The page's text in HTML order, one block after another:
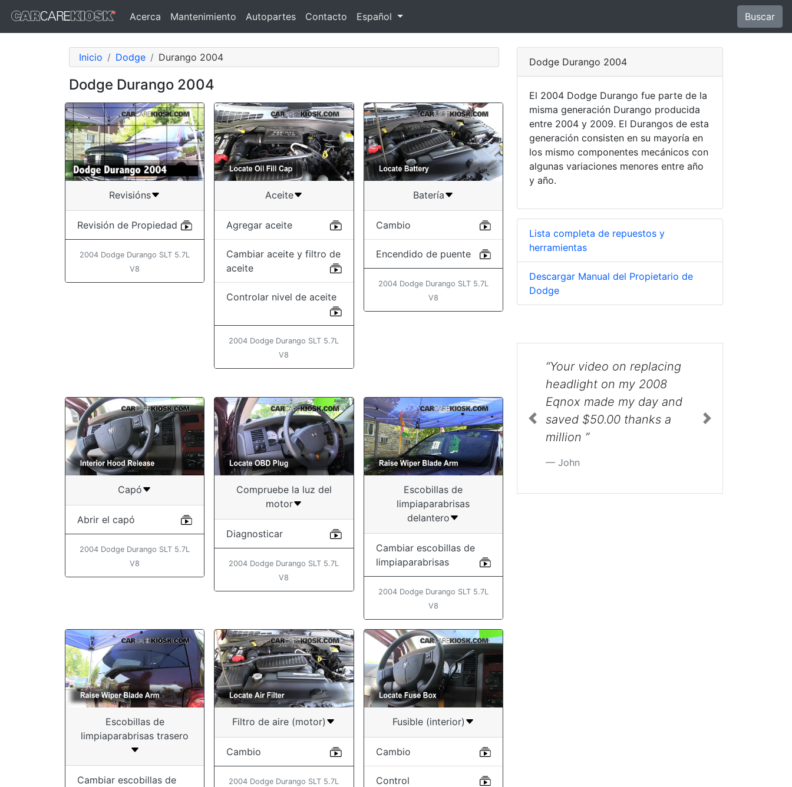
Acerca Mantenimiento Autopartes Contacto Español Buscar
Inicio Dodge Durango 2004
Dodge Durango 2004
Revisións
Revisión de Propiedad
2004 Dodge Durango SLT 5.7L
V8
Aceite
Agregar aceite
Cambiar aceite y filtro de
aceite
Controlar nivel de aceite
2004 Dodge Durango SLT 5.7L
V8
Batería
Cambio
Encendido de puente
2004 Dodge Durango SLT 5.7L
V8
Capó
Abrir el capó
2004 Dodge Durango SLT 5.7L
V8
Compruebe la luz del
motor
Diagnosticar
2004 Dodge Durango SLT 5.7L
V8
Escobillas de
limpiaparabrisas
delantero
Cambiar escobillas de
limpiaparabrisas
2004 Dodge Durango SLT 5.7L
V8
Escobillas de
limpiaparabrisas trasero
Cambiar escobillas de
Filtro de aire (motor)
Cambio
2004 Dodge Durango SLT 5.7L
Fusible (interior)
Cambio
Control
Dodge Durango 2004
El 2004 Dodge Durango fue parte de la
misma generación Durango producida
entre 2004 y 2009. El Durangos de esta
generación consisten en su mayoría en
los mismo componentes mecánicos con
algunas variaciones menores entre año
y año.
Lista completa de repuestos y
herramientas
Descargar Manual del Propietario de
Dodge
“Nice job on how to
change a tail light bulb on
a Durango? Decided I will
let the dealer do it since it
is a company vehicle.
Previous